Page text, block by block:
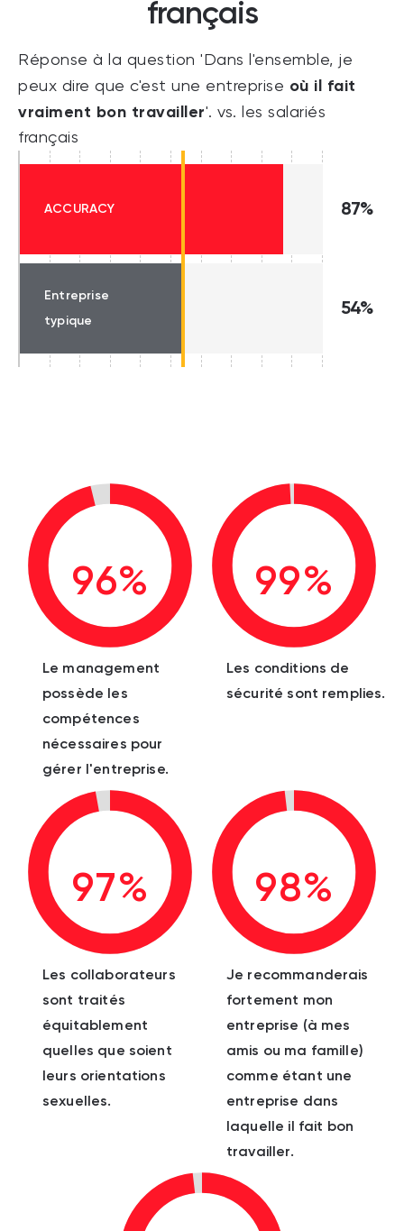
français
Réponse à la question 'Dans l'ensemble, je
peux dire que c'est une entreprise où il fait
vraiment bon travailler'. vs. les salariés
français
ACCURACY 87%
Entreprise
typique
54%
96%
Le management
possède les
compétences
nécessaires pour
gérer l'entreprise.
99%
Les conditions de
sécurité sont remplies.
97%
Les collaborateurs
sont traités
équitablement
quelles que soient
leurs orientations
sexuelles.
98%
Je recommanderais
fortement mon
entreprise (à mes
amis ou ma famille)
comme étant une
entreprise dans
laquelle il fait bon
travailler.